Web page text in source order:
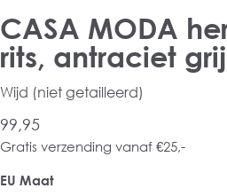
CASA MODA
rits, antraciet
Wijd (niet getailleerd)
99,95
Gratis verzending vanaf €25,-
EU Maat